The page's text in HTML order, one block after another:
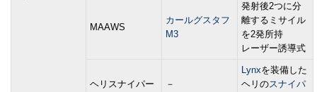
MAAWS
カールグスタフ
M3
発射後2つに分
離するミサイル
を2発所持
レーザー誘導式
ヘリスナイパー －
Lynxを装備した
ヘリのスナイパ